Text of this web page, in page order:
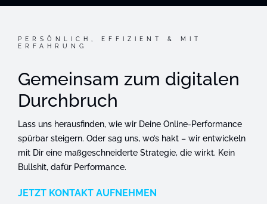
PERSÖNLICH, EFFIZIENT & MIT
ERFAHRUNG
Gemeinsam zum digitalen
Durchbruch
Lass uns herausfinden, wie wir Deine Online-Performance
spürbar steigern. Oder sag uns, wo’s hakt – wir entwickeln
mit Dir eine maßgeschneiderte Strategie, die wirkt. Kein
Bullshit, dafür Performance.
JETZT KONTAKT AUFNEHMEN